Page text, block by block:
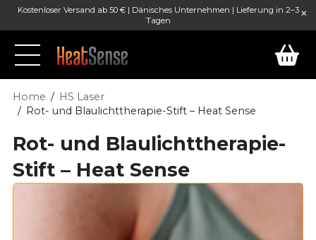
Kostenloser Versand ab 50 € | Dänisches Unternehmen | Lieferung in 2–3
Tagen
Home
HS Laser
Rot- und Blaulichttherapie-Stift – Heat Sense
Rot- und Blaulichttherapie-
Stift – Heat Sense